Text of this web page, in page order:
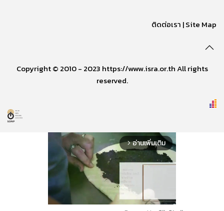
ติดต่อเรา |Site Map
Copyright © 2010 - 2023 https://www.isra.or.th All rights
reserved.
arrow_forward_ios อ่านเพิ่มเติม